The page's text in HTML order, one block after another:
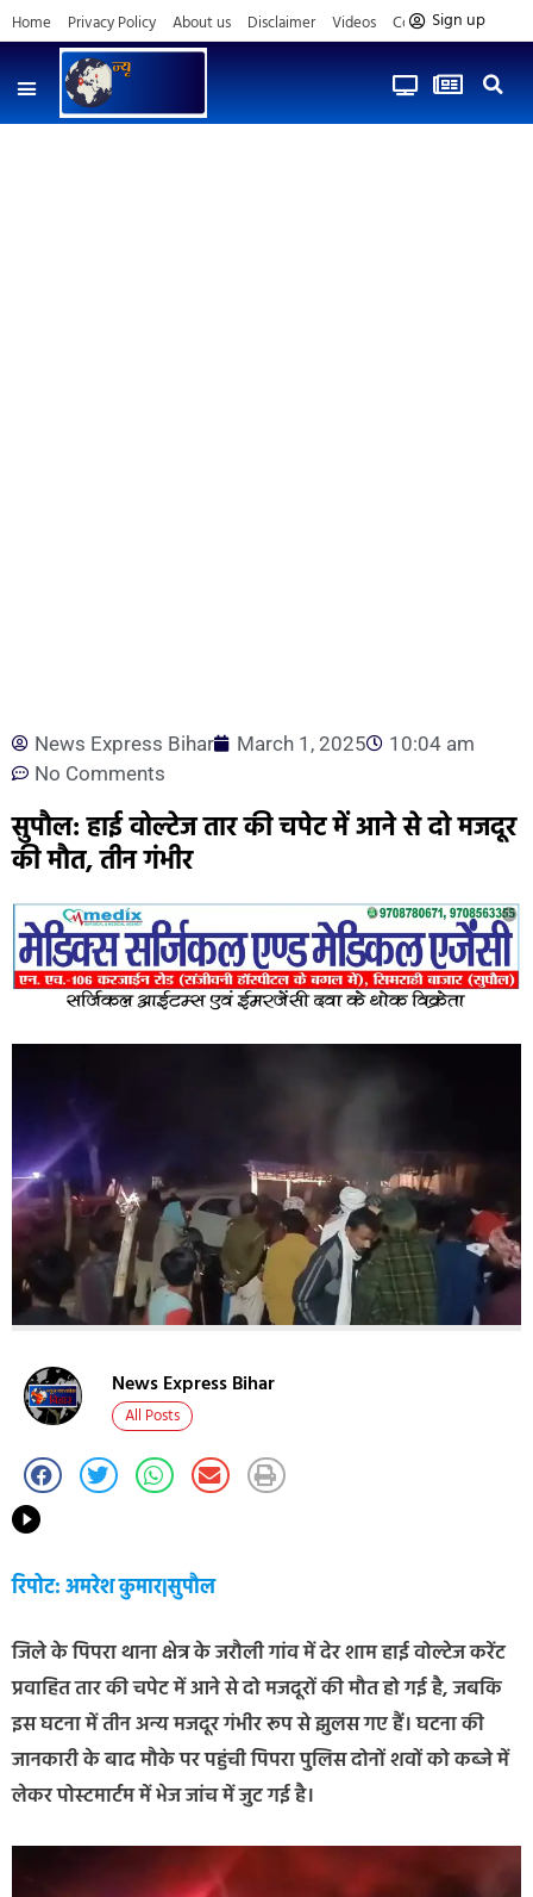
Home Privacy Policy About us Disclaimer Videos Contact us
Sign up
News Express Bihar March 1, 2025
10:04 am
No Comments
सुपौल: हाई वोल्टेज तार की चपेट में आने से दो मजदूर
की मौत, तीन गंभीर
News Express Bihar
All Posts
रिपोट: अमरेश कुमार|सुपौल
जिले के पिपरा थाना क्षेत्र के जरौली गांव में देर शाम हाई वोल्टेज करेंट
प्रवाहित तार की चपेट में आने से दो मजदूरों की मौत हो गई है, जबकि
इस घटना में तीन अन्य मजदूर गंभीर रूप से झुलस गए हैं। घटना की
जानकारी के बाद मौके पर पहुंची पिपरा पुलिस दोनों शवों को कब्जे में
लेकर पोस्टमार्टम में भेज जांच में जुट गई है।